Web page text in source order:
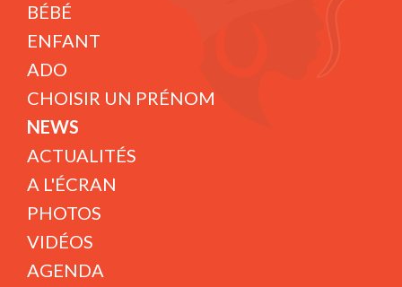
BÉBÉ
ENFANT
ADO
CHOISIR UN PRÉNOM
NEWS
ACTUALITÉS
A L'ÉCRAN
PHOTOS
VIDÉOS
AGENDA